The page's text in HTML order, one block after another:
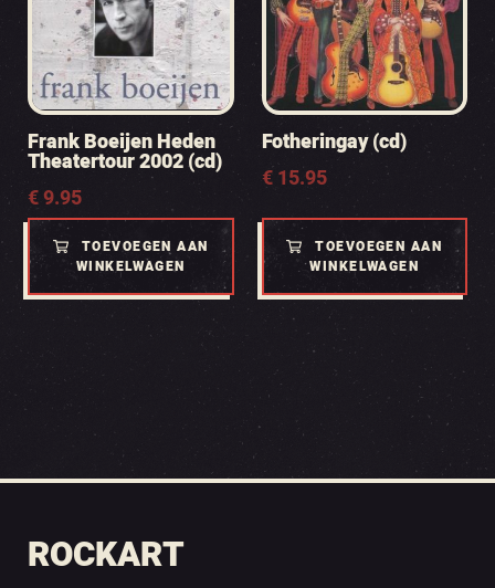
Frank Boeijen Heden
Theatertour 2002 (cd)
€9.95
TOEVOEGEN AAN
WINKELWAGEN
Fotheringay (cd)
€15.95
TOEVOEGEN AAN
WINKELWAGEN
ROCKART